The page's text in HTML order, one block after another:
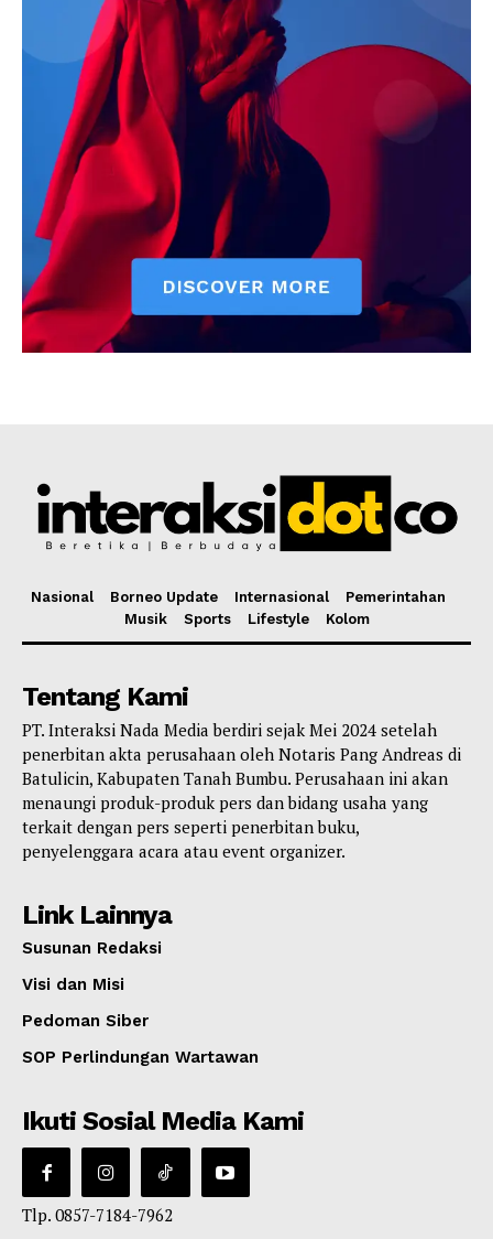
Nasional Borneo Update Internasional
Pemerintahan
Musik
Sports Lifestyle Kolom
Tentang Kami
PT. Interaksi Nada Media berdiri sejak Mei 2024 setelah
penerbitan akta perusahaan oleh Notaris Pang Andreas di
Batulicin, Kabupaten Tanah Bumbu. Perusahaan ini akan
menaungi produk-produk pers dan bidang usaha yang
terkait dengan pers seperti penerbitan buku,
penyelenggara acara atau event organizer.
Link Lainnya
Susunan Redaksi
Visi dan Misi
Pedoman Siber
SOP Perlindungan Wartawan
Ikuti Sosial Media Kami
Tlp. 0857-7184-7962